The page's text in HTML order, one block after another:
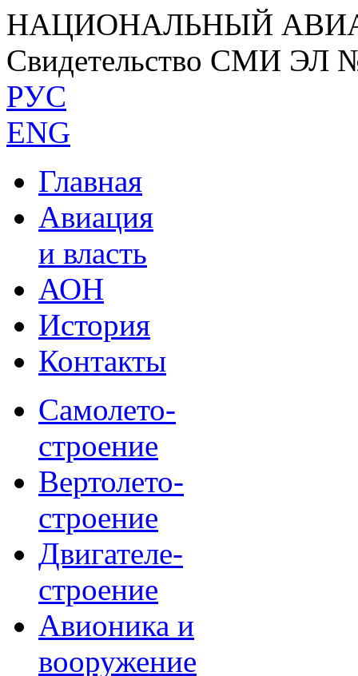
НАЦИОНАЛЬНЫЙ
Свидетельство СМИ ЭЛ
РУС
ENG
Главная
Авиация
и власть
АОН
История
Контакты
Самолето-
строение
Вертолето-
строение
Двигателе-
строение
Авионика и
вооружение